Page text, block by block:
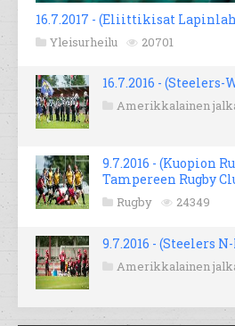
16.7.2017 - (Eliittikisat
Yleisurheilu 20701
16.7.2016 -
Amerikkalainen
9.7.2016 - (Kuopion
Tampereen Rugby
Rugby 24349
9.7.2016 - (Steelers
Amerikkalainen